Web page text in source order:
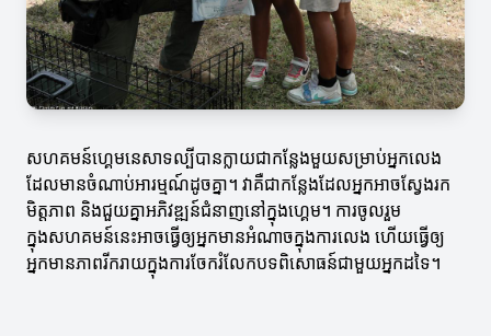
សហគមន៍ហ្គេមនេសាទល្បីបានក្លាយជាកន្លែងមួយសម្រាប់អ្នកលេង
ដែលមានចំណាប់អារម្មណ៍ដូចគ្នា។ វាគឺជាកន្លែងដែលអ្នកអាចស្វែងរក
មិត្តភាព និងជួយគ្នាអភិវឌ្ឍន៍ជំនាញនៅក្នុងហ្គេម។ ការចូលរួម
ក្នុងសហគមន៍នេះអាចធ្វើឲ្យអ្នកមានអំណាចក្នុងការលេង ហើយធ្វើឲ្យ
អ្នកមានភាពរីករាយក្នុងការចែករំលែកបទពិសោធន៍ជាមួយអ្នកដទៃ។